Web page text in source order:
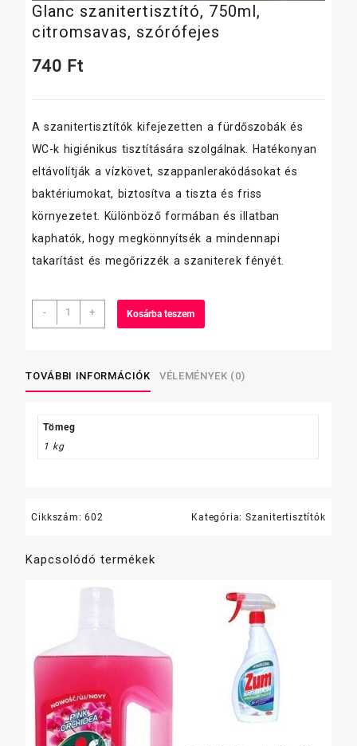
Glanc szanitertisztító, 750ml,
citromsavas, szórófejes
740 Ft
A szanitertisztítók kifejezetten a fürdőszobák és
WC-k higiénikus tisztítására szolgálnak. Hatékonyan
eltávolítják a vízkövet, szappanlerakódásokat és
baktériumokat, biztosítva a tiszta és friss
környezetet. Különböző formában és illatban
kaphatók, hogy megkönnyítsék a mindennapi
takarítást és megőrizzék a szaniterek fényét.
-
Glanc
szanitertisztító,
szórófejes
mennyiség
+ Kosárba teszem
TOVÁBBI INFORMÁCIÓK VÉLEMÉNYEK (0)
Tömeg
1 kg
Cikkszám:602 Kategória: Szanitertisztítók
Kapcsolódó termékek